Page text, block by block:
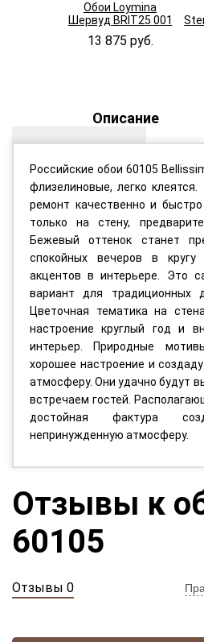
Обои Loymina
Шервуд BRIT25 001
13 875 руб.
Описание
Российские обои 60105
флизелиновые, легко
ремонт качественно и
только на стену,
Бежевый оттенок станет
спокойных вечеров в
акцентов в интерьере. Это
вариант для традиционных
Цветочная тематика на
настроение круглый год и
интерьер. Природные
хорошее настроение и
атмосферу. Они удачно будут
встречаем гостей.
достойная фактура
непринужденную атмосферу.
Отзывы к
60105
Отзывы 0